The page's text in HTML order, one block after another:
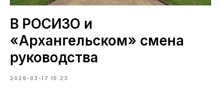
В РОСИЗО и
«Архангельском» смена
руководства
2026-03-17 10:23